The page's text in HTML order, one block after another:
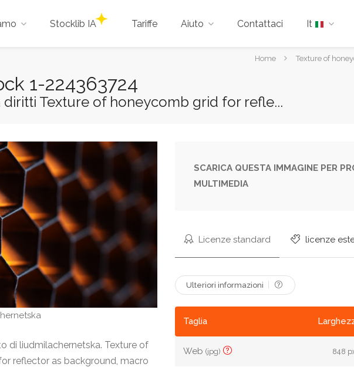
Stocklib IA Tariffe Aiuto Contattaci It
Home Texture of
1-224363724
diritti Texture of honeycomb grid for refle...
di liudmilachernetska. Texture of
reflector as background, macro
SCARICA QUESTA IMMAGINE PER
MULTIMEDIA
Licenze standard licenze
Ulteriori informazioni
Taglia
Web(jpg) 848